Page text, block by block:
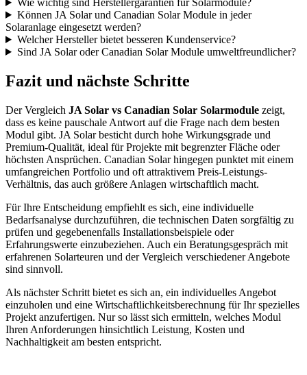
Wie wichtig sind Herstellergarantien für Solarmodule?
Können JA Solar und Canadian Solar Module in jeder
Solaranlage eingesetzt werden?
Welcher Hersteller bietet besseren Kundenservice?
Sind JA Solar oder Canadian Solar Module umweltfreundlicher?
Fazit und nächste Schritte
Der Vergleich JA Solar vs Canadian Solar Solarmodule zeigt,
dass es keine pauschale Antwort auf die Frage nach dem besten
Modul gibt. JA Solar besticht durch hohe Wirkungsgrade und
Premium-Qualität, ideal für Projekte mit begrenzter Fläche oder
höchsten Ansprüchen. Canadian Solar hingegen punktet mit einem
umfangreichen Portfolio und oft attraktivem Preis-Leistungs-
Verhältnis, das auch größere Anlagen wirtschaftlich macht.
Für Ihre Entscheidung empfiehlt es sich, eine individuelle
Bedarfsanalyse durchzuführen, die technischen Daten sorgfältig zu
prüfen und gegebenenfalls Installationsbeispiele oder
Erfahrungswerte einzubeziehen. Auch ein Beratungsgespräch mit
erfahrenen Solarteuren und der Vergleich verschiedener Angebote
sind sinnvoll.
Als nächster Schritt bietet es sich an, ein individuelles Angebot
einzuholen und eine Wirtschaftlichkeitsberechnung für Ihr spezielles
Projekt anzufertigen. Nur so lässt sich ermitteln, welches Modul
Ihren Anforderungen hinsichtlich Leistung, Kosten und
Nachhaltigkeit am besten entspricht.